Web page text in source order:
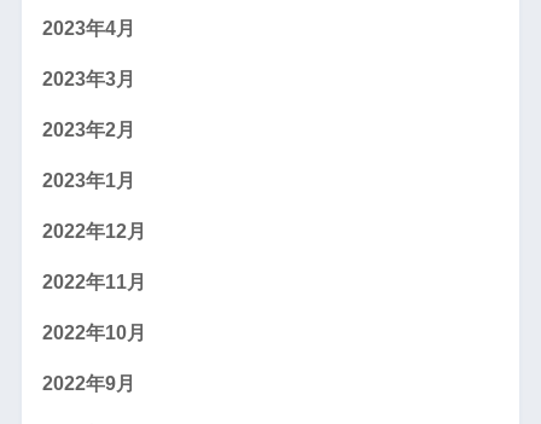
2023年4月
2023年3月
2023年2月
2023年1月
2022年12月
2022年11月
2022年10月
2022年9月